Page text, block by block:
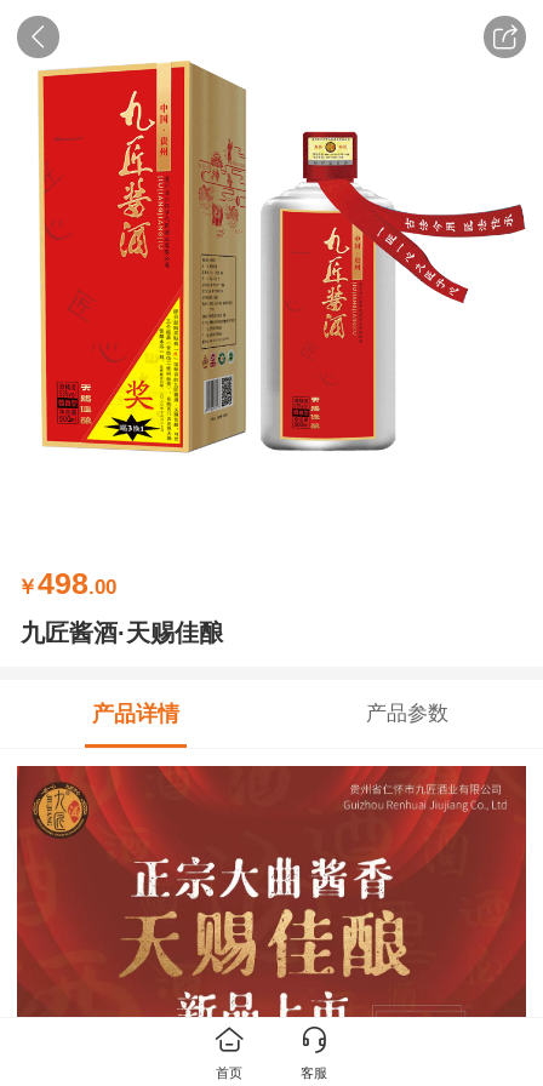
￥498.00
九匠酱酒·天赐佳酿
产品详情 产品参数
首页 客服